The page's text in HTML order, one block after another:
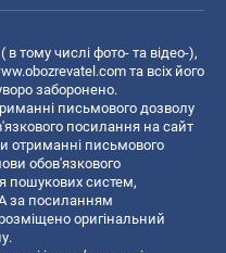
тому числі фото- та відео-),
та всіх його
заборонено.
письмового дозволу
посилання на сайт
отриманні письмового
обов'язкового
пошукових систем,
за посиланням
оригінальний